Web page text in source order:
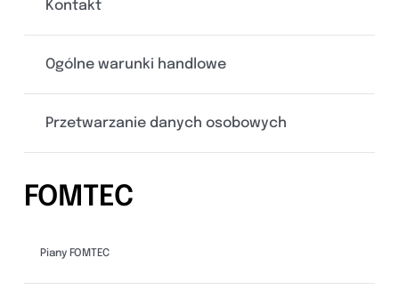
Kontakt
Ogólne warunki handlowe
Przetwarzanie danych osobowych
FOMTEC
Piany FOMTEC